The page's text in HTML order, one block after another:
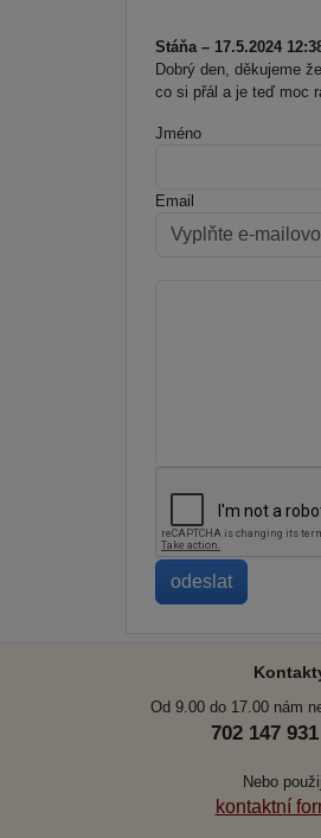
Stáňa – 17.5.2024
Dobrý den, děkujeme
co si přál a je teď moc
Jméno
Email
Od 9.00 do 17.00 nám
702 147
Nebo
kontaktní